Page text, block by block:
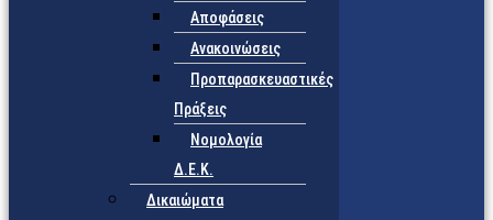
Αποφάσεις
Ανακοινώσεις
Προπαρασκευαστικές
Πράξεις
Νομολογία
Δ.Ε.Κ.
Δικαιώματα